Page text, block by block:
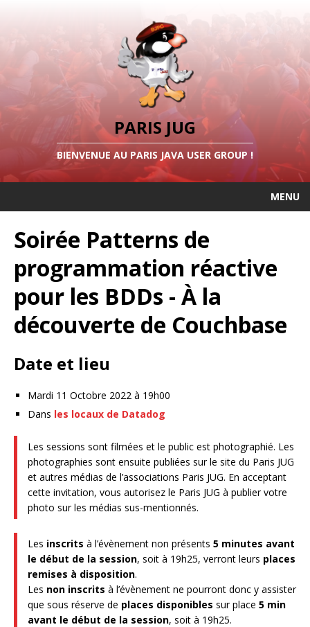
PARIS JUG
BIENVENUE AU PARIS JAVA USER GROUP !
MENU
Soirée Patterns de
programmation réactive
pour les BDDs - À la
découverte de Couchbase
Date et lieu
Mardi 11 Octobre 2022 à 19h00
Dans les locaux de Datadog
Les sessions sont filmées et le public est photographié. Les
photographies sont ensuite publiées sur le site du Paris JUG
et autres médias de l’associations Paris JUG. En acceptant
cette invitation, vous autorisez le Paris JUG à publier votre
photo sur les médias sus-mentionnés.
Les inscrits à l’évènement non présents 5 minutes avant
le début de la session, soit à 19h25, verront leurs places
remises à disposition.
Les non inscrits à l’évènement ne pourront donc y assister
que sous réserve de places disponibles sur place 5 min
avant le début de la session, soit à 19h25.